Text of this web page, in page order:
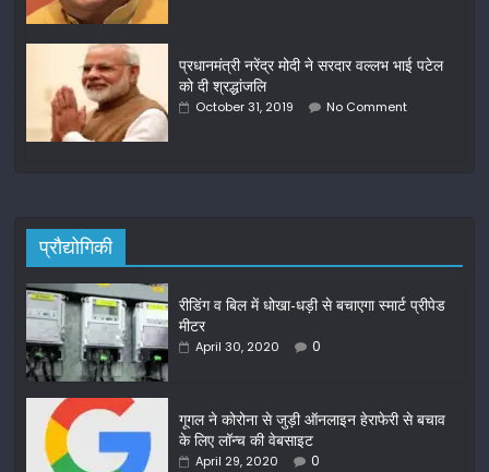
प्रधानमंत्री नरेंद्र मोदी ने सरदार वल्लभ भाई पटेल
को दी श्रद्धांजलि
October 31, 2019 No Comment
प्रौद्योगिकी
रीडिंग व बिल में धोखा-धड़ी से बचाएगा स्मार्ट प्रीपेड
मीटर
April 30, 2020 0
गूगल ने कोरोना से जुड़ी ऑनलाइन हेराफेरी से बचाव
के लिए लॉन्च की वेबसाइट
April 29, 2020 0